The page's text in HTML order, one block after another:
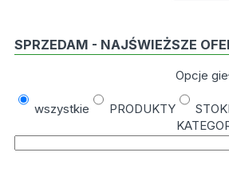
SPRZEDAM - NAJŚWIEŻSZE
Opcje
wszystkie PRODUKTY